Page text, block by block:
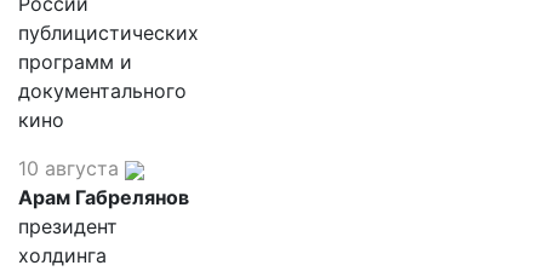
публицистических
программ и
документального
кино
10 августа
Арам Габрелянов
президент
холдинга